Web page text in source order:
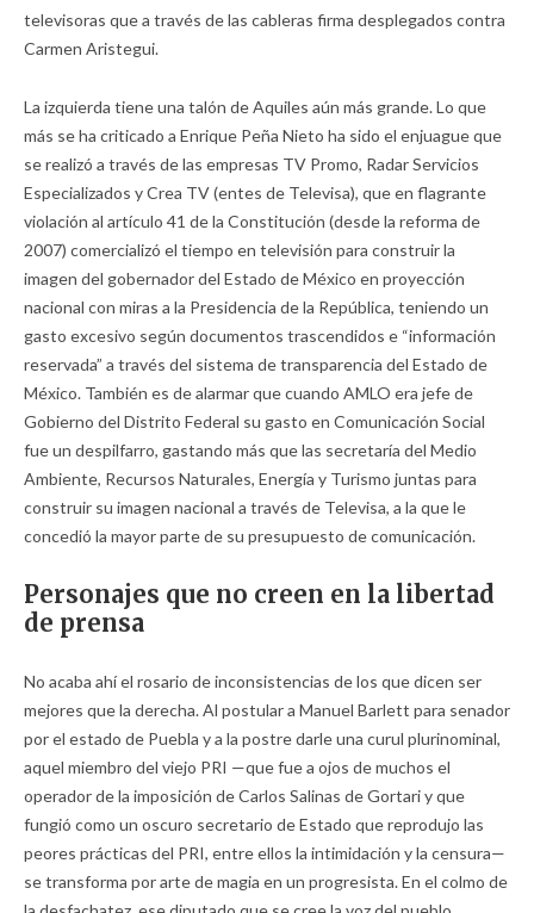
televisoras que a través de las cableras firma desplegados contra
Carmen Aristegui.
La izquierda tiene una talón de Aquiles aún más grande. Lo que
más se ha criticado a Enrique Peña Nieto ha sido el enjuague que
se realizó a través de las empresas TV Promo, Radar Servicios
Especializados y Crea TV (entes de Televisa), que en flagrante
violación al artículo 41 de la Constitución (desde la reforma de
2007) comercializó el tiempo en televisión para construir la
imagen del gobernador del Estado de México en proyección
nacional con miras a la Presidencia de la República, teniendo un
gasto excesivo según documentos trascendidos e “información
reservada” a través del sistema de transparencia del Estado de
México. También es de alarmar que cuando AMLO era jefe de
Gobierno del Distrito Federal su gasto en Comunicación Social
fue un despilfarro, gastando más que las secretaría del Medio
Ambiente, Recursos Naturales, Energía y Turismo juntas para
construir su imagen nacional a través de Televisa, a la que le
concedió la mayor parte de su presupuesto de comunicación.
Personajes que no creen en la libertad
de prensa
No acaba ahí el rosario de inconsistencias de los que dicen ser
mejores que la derecha. Al postular a Manuel Barlett para senador
por el estado de Puebla y a la postre darle una curul plurinominal,
aquel miembro del viejo PRI —que fue a ojos de muchos el
operador de la imposición de Carlos Salinas de Gortari y que
fungió como un oscuro secretario de Estado que reprodujo las
peores prácticas del PRI, entre ellos la intimidación y la censura—
se transforma por arte de magia en un progresista. En el colmo de